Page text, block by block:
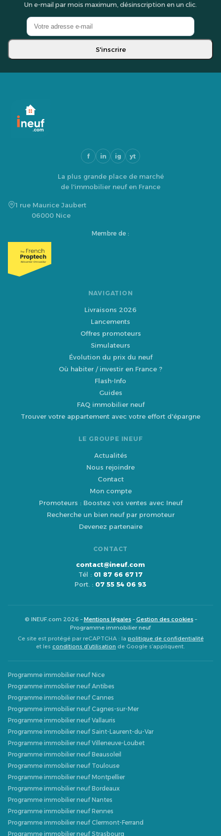
Un e-mail par mois maximum, désinscription en un clic.
S'inscrire
f in ig yt
La plus grande place de marché
de l'immobilier neuf en France
1 rue Maurice Jaubert
06000 Nice
Membre de :
NAVIGATION
Livraisons 2026
Lancements
Offres promoteurs
Simulateurs
Évolution du prix du neuf
Où habiter / investir en France ?
Flash-Info
Guides
FAQ immobilier neuf
Trouver votre appartement avec votre effort d'épargne
LE GROUPE INEUF
Actualités
Nous rejoindre
Contact
Mon compte
Promoteurs : Boostez vos ventes avec Ineuf
Recherche un bien neuf par promoteur
Devenez partenaire
CONTACT
contact@ineuf.com
Tél : 01 87 66 67 17
Port. : 07 55 54 06 93
© INEUF.com 2026 –Mentions légales–Gestion des cookies–
Programme immobilier neuf
Ce site est protégé par reCAPTCHA : la politique de confidentialité
et les conditions d’utilisation de Google s’appliquent.
Programme immobilier neuf Nice
Programme immobilier neuf Antibes
Programme immobilier neuf Cannes
Programme immobilier neuf Cagnes-sur-Mer
Programme immobilier neuf Vallauris
Programme immobilier neuf Saint-Laurent-du-Var
Programme immobilier neuf Villeneuve-Loubet
Programme immobilier neuf Beausoleil
Programme immobilier neuf Toulouse
Programme immobilier neuf Montpellier
Programme immobilier neuf Bordeaux
Programme immobilier neuf Nantes
Programme immobilier neuf Rennes
Programme immobilier neuf Clermont-Ferrand
Programme immobilier neuf Strasbourg